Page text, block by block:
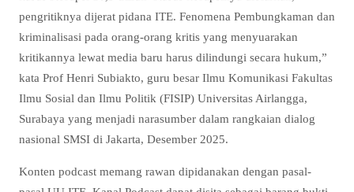
pengritiknya dijerat pidana ITE. Fenomena Pembungkaman dan
kriminalisasi pada orang-orang kritis yang menyuarakan
kritikannya lewat media baru harus dilindungi secara hukum,”
kata Prof Henri Subiakto, guru besar Ilmu Komunikasi Fakultas
Ilmu Sosial dan Ilmu Politik (FISIP) Universitas Airlangga,
Surabaya yang menjadi narasumber dalam rangkaian dialog
nasional SMSI di Jakarta, Desember 2025.
Konten podcast memang rawan dipidanakan dengan pasal-